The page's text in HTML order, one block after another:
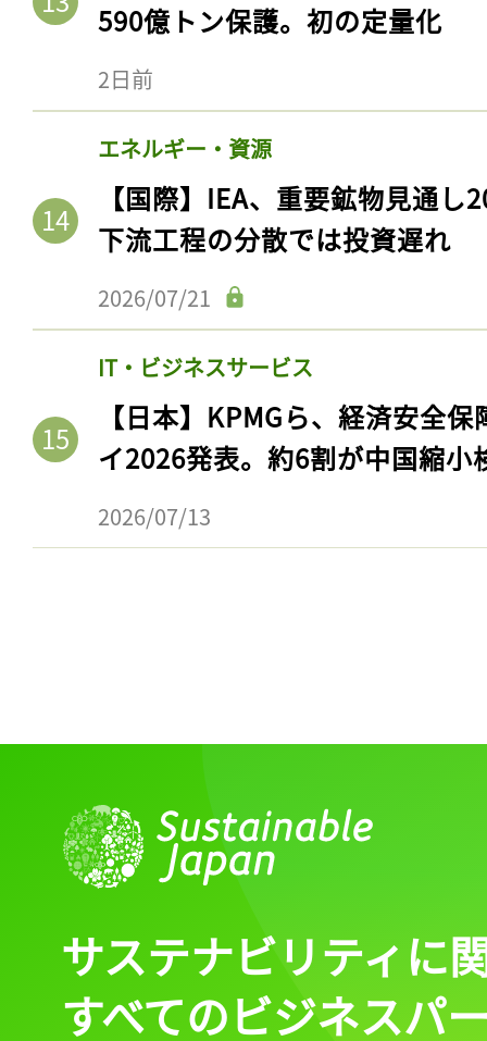
590億トン保護。初の定量化
2日前
エネルギー・資源
【国際】IEA、重要鉱物見通
下流工程の分散では投資遅れ
2026/07/21
IT・ビジネスサービス
【日本】KPMGら、経済安全
イ2026発表。約6割が中国縮小
2026/07/13
サステナビリティに
すべてのビジネスパ